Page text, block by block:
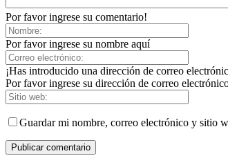
Por favor ingrese su comentario!
Por favor ingrese su nombre aquí
¡Has introducido una dirección de correo
Por favor ingrese su dirección de correo
Guardar mi nombre, correo electrónico y sitio